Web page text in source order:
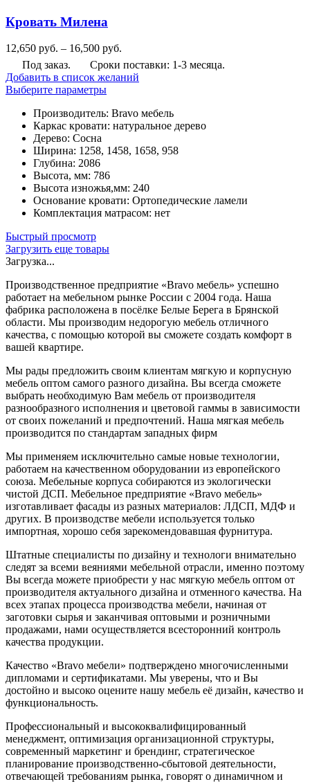
Кровать Милена
12,650 руб. – 16,500 руб.
12,650
руб.
16,500
руб.
Под заказ.
Сроки поставки: 1-3 месяца.
Добавить в список желаний
Выберите параметрыЭтот
имеет
несколько
Опции
выбрать
на
странице
товара.
Производитель: Bravo мебель
Каркас кровати: натуральное дерево
Дерево: Сосна
Ширина: 1258, 1458, 1658, 958
Глубина: 2086
Высота, мм: 786
Высота изножья,мм: 240
Основание кровати: Ортопедические ламели
Комплектация матрасом: нет
Быстрый просмотр
Загрузить еще товары
Загрузка...
Производственное предприятие «Bravo мебель» успешно
работает на мебельном рынке России с 2004 года. Наша
фабрика расположена в посёлке Белые Берега в Брянской
области. Мы производим недорогую мебель отличного
качества, с помощью которой вы сможете создать комфорт в
вашей квартире.
Мы рады предложить своим клиентам мягкую и корпусную
мебель оптом самого разного дизайна. Вы всегда сможете
выбрать необходимую Вам мебель от производителя
разнообразного исполнения и цветовой гаммы в зависимости
от своих пожеланий и предпочтений. Наша мягкая мебель
производится по стандартам западных фирм
Мы применяем исключительно самые новые технологии,
работаем на качественном оборудовании из европейского
союза. Мебельные корпуса собираются из экологически
чистой ДСП. Мебельное предприятие «Bravo мебель»
изготавливает фасады из разных материалов: ЛДСП, МДФ и
других. В производстве мебели используется только
импортная, хорошо себя зарекомендовавшая фурнитура.
Штатные специалисты по дизайну и технологи внимательно
следят за всеми веяниями мебельной отрасли, именно поэтому
Вы всегда можете приобрести у нас мягкую мебель оптом от
производителя актуального дизайна и отменного качества. На
всех этапах процесса производства мебели, начиная от
заготовки сырья и заканчивая оптовыми и розничными
продажами, нами осуществляется всесторонний контроль
качества продукции.
Качество «Bravo мебели» подтверждено многочисленными
дипломами и сертификатами. Мы уверены, что и Вы
достойно и высоко оцените нашу мебель её дизайн, качество и
функциональность.
Профессиональный и высококвалифицированный
менеджмент, оптимизация организационной структуры,
современный маркетинг и брендинг, стратегическое
планирование производственно-сбытовой деятельности,
отвечающей требованиям рынка, говорят о динамичном и